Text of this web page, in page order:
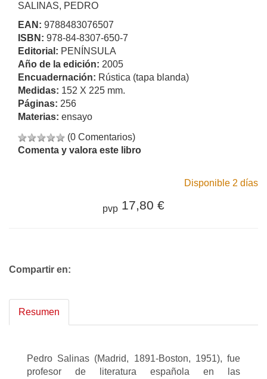
SALINAS, PEDRO
EAN: 9788483076507
ISBN: 978-84-8307-650-7
Editorial: PENÍNSULA
Año de la edición: 2005
Encuadernación: Rústica (tapa blanda)
Medidas: 152 X 225 mm.
Páginas: 256
Materias: ensayo
(0 Comentarios)
Comenta y valora este libro
Disponible 2 días
pvp 17,80 €
Compartir en:
Resumen
Pedro Salinas (Madrid, 1891-Boston, 1951), fue
profesor de literatura española en las